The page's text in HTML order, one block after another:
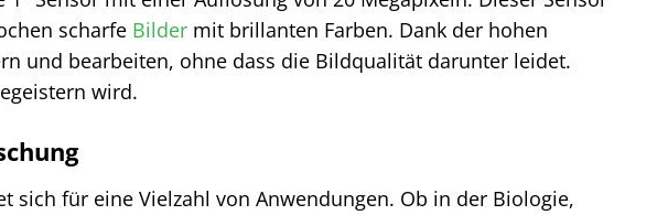
scharfe Bilder mit brillanten Farben. Dank der hohen
und bearbeiten, ohne dass die Bildqualität darunter leidet.
wird.
sich für eine Vielzahl von Anwendungen. Ob in der Biologie,